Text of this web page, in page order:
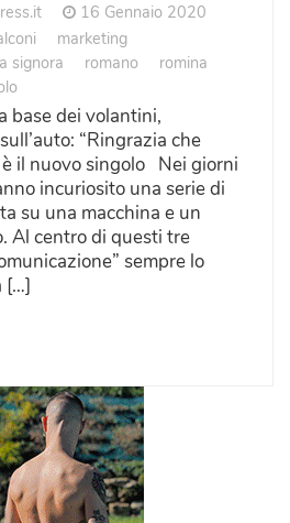
16 Gennaio 2020
marketing
signora
romano
romina
base dei volantini,
“Ringrazia che
il nuovo singolo Nei giorni
incuriosito una serie di
su una macchina e un
Al centro di questi tre
sempre lo
[…]